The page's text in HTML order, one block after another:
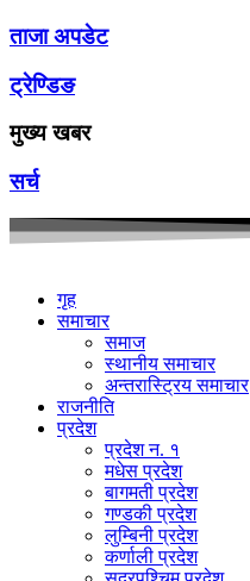
ताजा अपडेट
ट्रेण्डिङ
मुख्य खबर
सर्च
गृह
समाचार
समाज
स्थानीय समाचार
अन्तरास्ट्रिय समाचार
राजनीति
प्रदेश
प्रदेश न. १
मधेस प्रदेश
बागमती प्रदेश
गण्डकी प्रदेश
लुम्बिनी प्रदेश
कर्णाली प्रदेश